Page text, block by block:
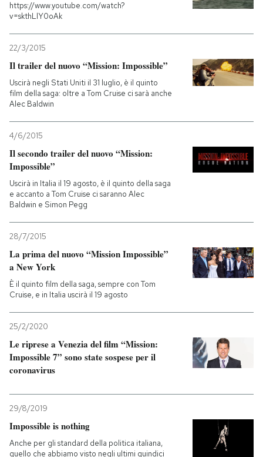
https://www.youtube.com/watch?
v=skthLlY0oAk
22/3/2015
Il trailer del nuovo “Mission: Impossible”
Uscirà negli Stati Uniti il 31 luglio, è il quinto
film della saga: oltre a Tom Cruise ci sarà anche
Alec Baldwin
4/6/2015
Il secondo trailer del nuovo “Mission:
Impossible”
Uscirà in Italia il 19 agosto, è il quinto della saga
e accanto a Tom Cruise ci saranno Alec
Baldwin e Simon Pegg
28/7/2015
La prima del nuovo “Mission Impossible”
a New York
È il quinto film della saga, sempre con Tom
Cruise, e in Italia uscirà il 19 agosto
25/2/2020
Le riprese a Venezia del film “Mission:
Impossible 7” sono state sospese per il
coronavirus
29/8/2019
Impossible is nothing
Anche per gli standard della politica italiana,
quello che abbiamo visto negli ultimi quindici